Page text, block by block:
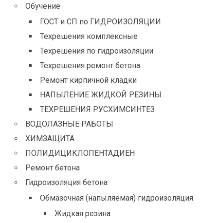
Обучение
ГОСТ и СП по ГИДРОИЗОЛЯЦИИ
Техрешения комплексные
Техрешения по гидроизоляции
Техрешения ремонт бетона
Ремонт кирпичной кладки
НАПЫЛЕНИЕ ЖИДКОЙ РЕЗИНЫ
ТЕХРЕШЕНИЯ РУСХИМСИНТЕЗ
ВОДОЛАЗНЫЕ РАБОТЫ
ХИМЗАЩИТА
ПОЛИДИЦИКЛОПЕНТАДИЕН
Ремонт бетона
Гидроизоляция бетона
Обмазочная (напыляемая) гидроизоляция
Жидкая резина